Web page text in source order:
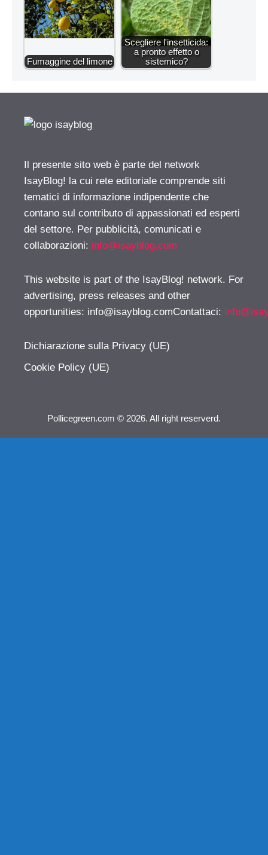
Fumaggine del limone
Scegliere l'insetticida:
a pronto effetto o
sistemico?
Il presente sito web è parte del network
IsayBlog! la cui rete editoriale comprende siti
tematici di informazione indipendente che
contano sul contributo di appassionati ed esperti
del settore. Per pubblicità, comunicati e
collaborazioni: info@isayblog.com
This website is part of the IsayBlog! network. For
advertising, press releases and other
opportunities: info@isayblog.comContattaci:
Dichiarazione sulla Privacy (UE)
Cookie Policy (UE)
Pollicegreen.com © 2026. All right reserverd.